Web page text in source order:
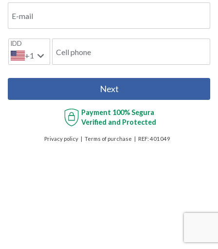
E-mail
IDD
+1 Cell phone
Next
Payment 100% Segura
Verified and Protected
Privacy policy Terms of purchase REF: 401049